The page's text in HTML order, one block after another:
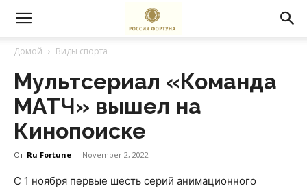
Домой Виды спорта
Мультсериал «Команда
МАТЧ» вышел на
Кинопоиске
От Ru Fortune - November 2, 2022
С 1 ноября первые шесть серий анимационного